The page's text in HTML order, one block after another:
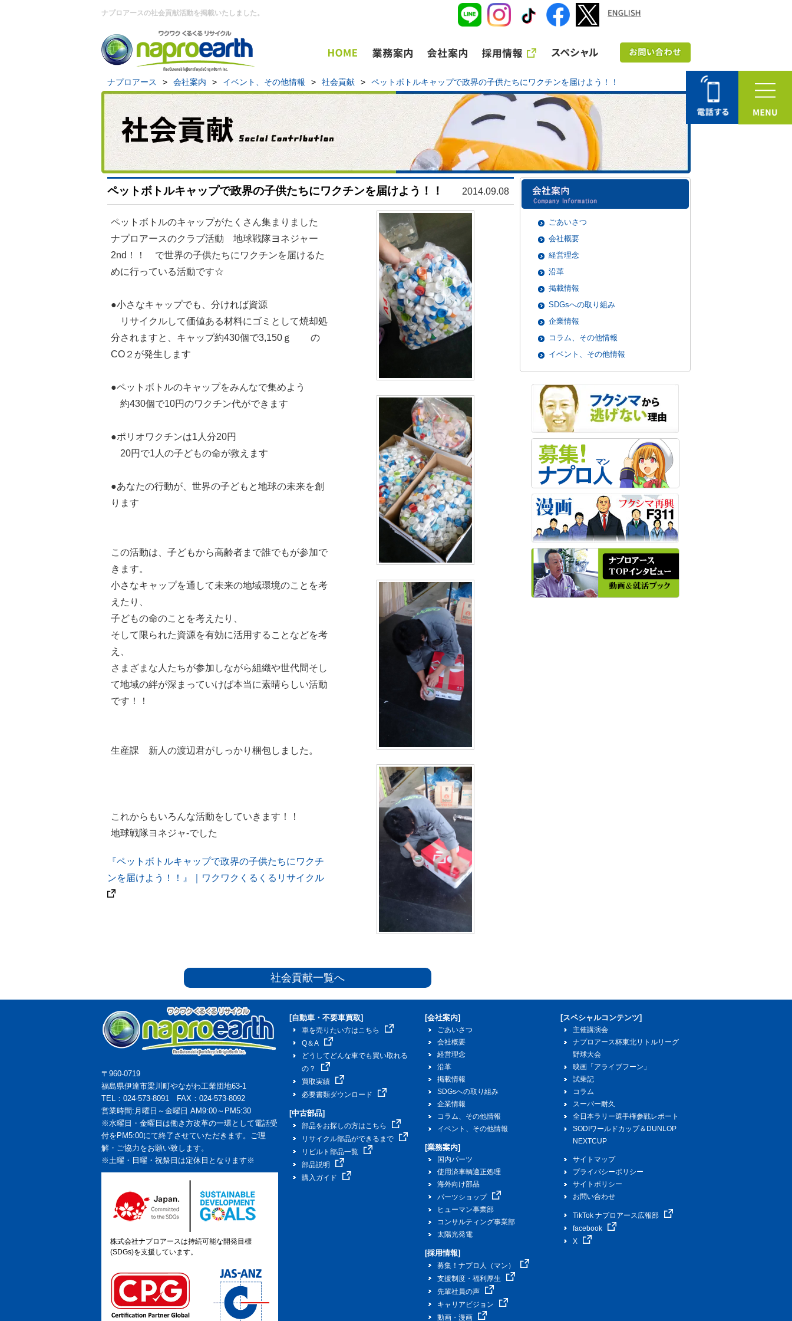
ナプロアースの社会貢献活動を掲載いたしました。
ナプロアース > 会社案内 > イベント、その他情報 > 社会貢献 > ペットボトルキャップで政界の子供たちにワクチンを届けよう！！
ペットボトルキャップで政界の子供たちにワクチンを届けよう！！ 2014.09.08
ペットボトルのキャップがたくさん集まりました
ナプロアースのクラブ活動 地球戦隊ヨネジャー
2nd！！ で世界の子供たちにワクチンを届けるた
めに行っている活動です☆
●小さなキャップでも、分ければ資源
リサイクルして価値ある材料にゴミとして焼却処
分されますと、キャップ約430個で3,150ｇ の
CO２が発生します
●ペットボトルのキャップをみんなで集めよう
約430個で10円のワクチン代ができます
●ポリオワクチンは1人分20円
20円で1人の子どもの命が救えます
●あなたの行動が、世界の子どもと地球の未来を創
ります
この活動は、子どもから高齢者まで誰でもが参加で
きます。
小さなキャップを通して未来の地域環境のことを考
えたり、
子どもの命のことを考えたり、
そして限られた資源を有効に活用することなどを考
え、
さまざまな人たちが参加しながら組織や世代間そし
て地域の絆が深まっていけば本当に素晴らしい活動
です！！
生産課 新人の渡辺君がしっかり梱包しました。
これからもいろんな活動をしていきます！！
地球戦隊ヨネジャ-でした
『ペットボトルキャップで政界の子供たちにワクチ
ンを届けよう！！』｜ワクワクくるくるリサイクル
社会貢献一覧へ
ごあいさつ
会社概要
経営理念
沿革
掲載情報
SDGsへの取り組み
企業情報
コラム、その他情報
イベント、その他情報
〒960-0719
福島県伊達市梁川町やながわ工業団地63-1
TEL：024-573-8091 FAX：024-573-8092
営業時間:月曜日～金曜日 AM9:00～PM5:30
※水曜日・金曜日は働き方改革の一環として電話受
付をPM5:00にて終了させていただきます。ご理
解・ご協力をお願い致します。
※土曜・日曜・祝祭日は定休日となります※
株式会社ナプロアースは持続可能な開発目標
(SDGs)を支援しています。
[自動車・不要車買取]
車を売りたい方はこちら
Q＆A
どうしてどんな車でも買い取れる
の？
買取実績
必要書類ダウンロード
[中古部品]
部品をお探しの方はこちら
リサイクル部品ができるまで
リビルト部品一覧
部品説明
購入ガイド
[会社案内]
ごあいさつ
会社概要
経営理念
沿革
掲載情報
SDGsへの取り組み
企業情報
コラム、その他情報
イベント、その他情報
[業務案内]
国内パーツ
使用済車輌適正処理
海外向け部品
パーツショップ
ヒューマン事業部
コンサルティング事業部
太陽光発電
[採用情報]
募集！ナプロ人（マン）
支援制度・福利厚生
先輩社員の声
キャリアビジョン
動画・漫画
[スペシャルコンテンツ]
主催講演会
ナプロアース杯東北リトルリーグ
野球大会
映画「アライブフーン」
試乗記
コラム
スーパー耐久
全日本ラリー選手権参戦レポート
SODIワールドカップ＆DUNLOP
NEXTCUP
サイトマップ
プライバシーポリシー
サイトポリシー
お問い合わせ
TikTok ナプロアース広報部
facebook
X